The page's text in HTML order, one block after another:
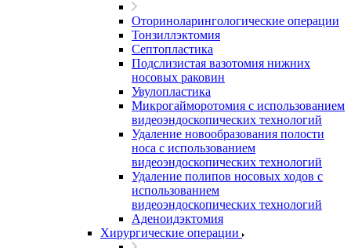
Оториноларингологические операции
Тонзиллэктомия
Септопластика
Подслизистая вазотомия нижних
носовых раковин
Увулопластика
Микрогайморотомия с использованием
видеоэндоскопических технологий
Удаление новообразования полости
носа с использованием
видеоэндоскопических технологий
Удаление полипов носовых ходов с
использованием
видеоэндоскопических технологий
Аденоидэктомия
Хирургические операции